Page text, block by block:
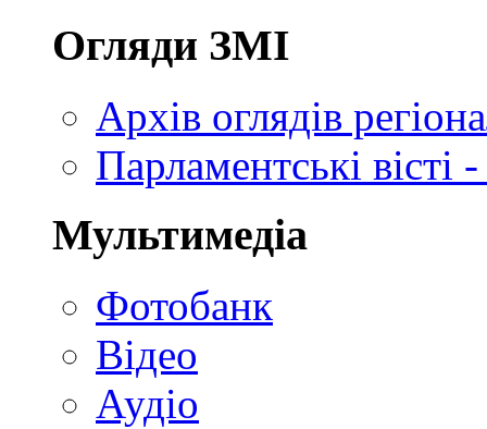
Огляди ЗМІ
Архів оглядів
Парламентські вісті
Мультимедіа
Фотобанк
Відео
Аудіо